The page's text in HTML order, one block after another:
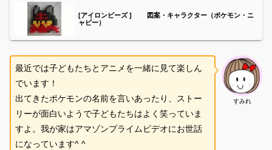
[アイロンビーズ ] 図案・キャラクター（ポケモン・ニ
ャビー）
すみれ
最近では子どもたちとアニメを一緒に見て楽しん
でいます！
出てきたポケモンの名前を言いあったり、ストー
リーが面白いようで子どもたちはよく笑っていま
すよ。我が家はアマゾンプライムビデオにお世話
になっています^ ^